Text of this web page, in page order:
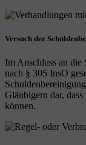
Versuch der
Im Anschluss an die
nach § 305 InsO
Gläubigern dar,
können.